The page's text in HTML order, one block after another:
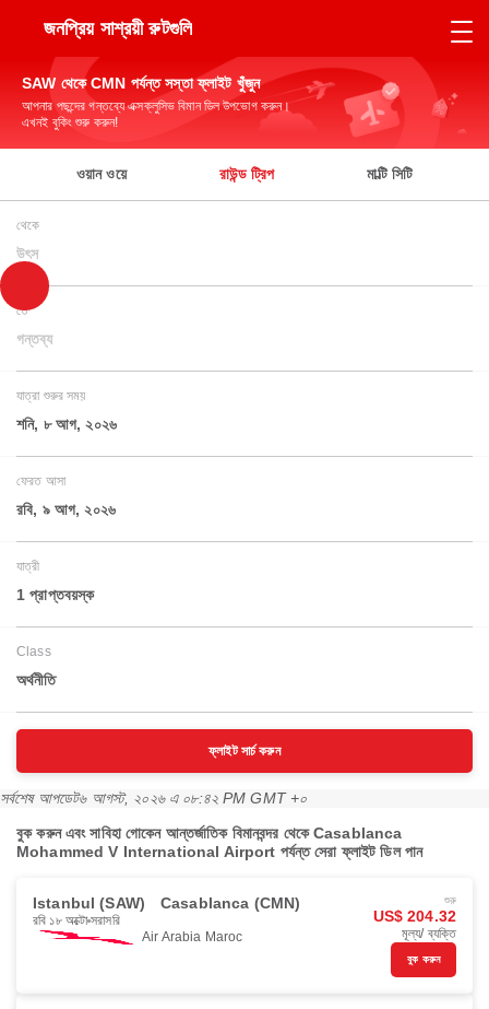
জনপ্রিয় সাশ্রয়ী রুটগুলি
SAW থেকে CMN পর্যন্ত সস্তা ফ্লাইট খুঁজুন
আপনার পছন্দের গন্তব্যে এক্সক্লুসিভ বিমান ডিল উপভোগ করুন।
এখনই বুকিং শুরু করুন!
ওয়ান ওয়ে রাউন্ড ট্রিপ মাল্টি সিটি
থেকে
উৎস
তে
গন্তব্য
যাত্রা শুরুর সময়
শনি, ৮ আগ, ২০২৬
ফেরত আসা
রবি, ৯ আগ, ২০২৬
যাত্রী
1 প্রাপ্তবয়স্ক
Class
অর্থনীতি
ফ্লাইট সার্চ করুন
সর্বশেষ আপডেট৬ আগস্ট, ২০২৬ এ ০৮:৪২ PM GMT +০
বুক করুন এবং সাবিহা গোকেন আন্তর্জাতিক বিমানবন্দর থেকে Casablanca
Mohammed V International Airport পর্যন্ত সেরা ফ্লাইট ডিল পান
Istanbul (SAW) Casablanca (CMN)
রবি ১৮ অক্টো সরাসরি
Air Arabia Maroc
শুরু
US$ 204.32
মূল্য/ ব্যক্তি
বুক করুন